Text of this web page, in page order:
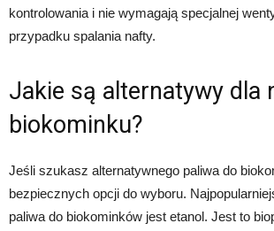
kontrolowania i nie wymagają specjalnej
przypadku spalania nafty.
Jakie są alternatywy dla
biokominku?
Jeśli szukasz alternatywnego paliwa do
bezpiecznych opcji do wyboru.
paliwa do biokominków jest etanol. Jest to